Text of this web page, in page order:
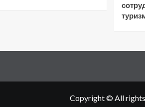
Copyright © All